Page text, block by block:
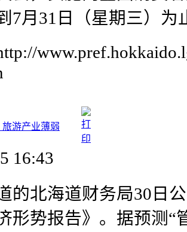
7月31日（星期三）为
游产业薄弱
16:43
的北海道财务局30日
形势报告》。据预测